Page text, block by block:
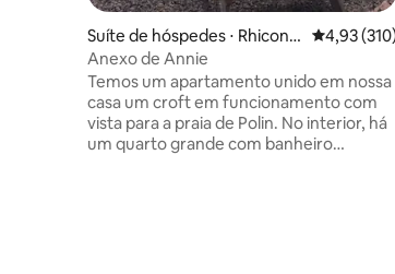
Suíte de hóspedes ⋅ Rhiconic
h
4,93 de
4,93
Anexo de Annie
Temos um apartamento unido em nossa
casa um croft em funcionamento com
vista para a praia de Polin. No interior, há
um quarto grande com banheiro